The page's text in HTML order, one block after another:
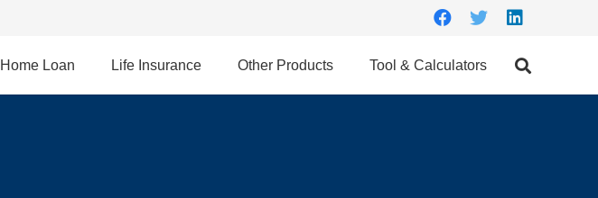
Home Loan Life Insurance Other Products Tool & Calculators